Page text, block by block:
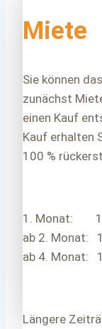
Miete
Sie können
zunächst
einen Kauf
Kauf erhalten
100 %
1. Monat:
ab 2. Monat:
ab 4. Monat:
Längere